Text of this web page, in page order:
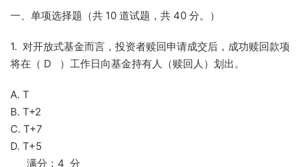
一、单项选择题（共 10 道试题，共 40 分。）
1. 对开放式基金而言，投资者赎回申请成交后，成功赎回款项
将在（ D ）工作日向基金持有人（赎回人）划出。
A. T
B. T+2
C. T+7
D. T+5
满分：4 分